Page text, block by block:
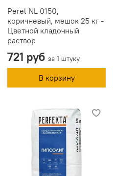
Perel NL 0150,
коричневый, мешок 25 кг -
Цветной кладочный
раствор
721 руб за 1 штуку
В корзину